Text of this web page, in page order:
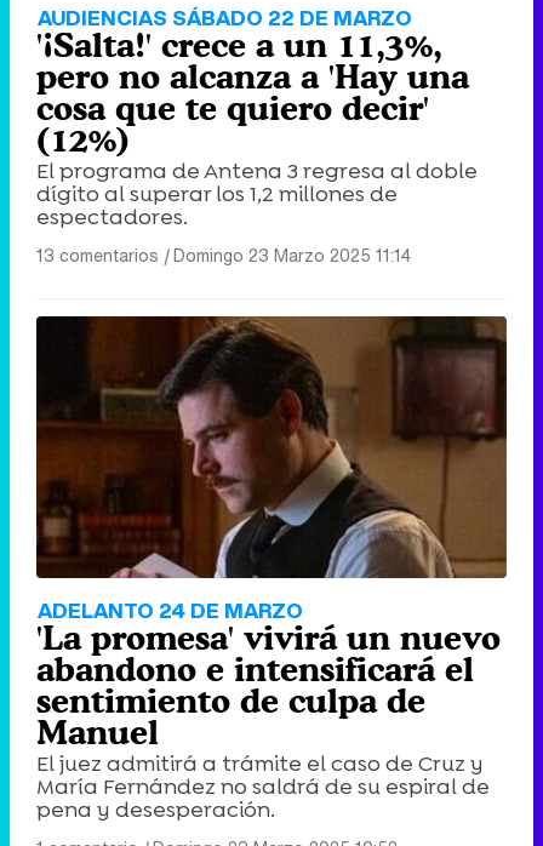
AUDIENCIAS SÁBADO 22 DE MARZO
'¡Salta!' crece a un 11,3%,
pero no alcanza a 'Hay una
cosa que te quiero decir'
(12%)
El programa de Antena 3 regresa al doble
dígito al superar los 1,2 millones de
espectadores.
13 comentarios |Domingo 23 Marzo 2025 11:14
ADELANTO 24 DE MARZO
'La promesa' vivirá un nuevo
abandono e intensificará el
sentimiento de culpa de
Manuel
El juez admitirá a trámite el caso de Cruz y
María Fernández no saldrá de su espiral de
pena y desesperación.